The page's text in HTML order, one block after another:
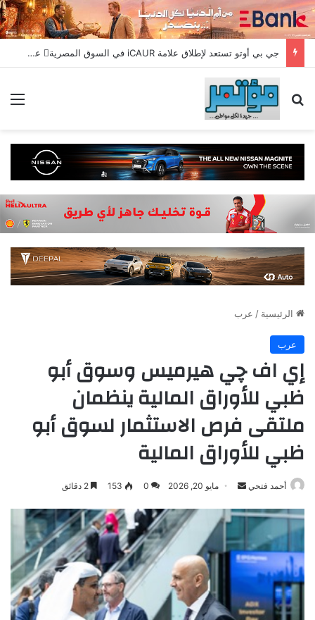
جي بي أوتو تستعد لإطلاق علامة iCAUR في السوق المصرية علامة عالمية جديدة لسيارات الطاقة الجديدة تجمع بين التكنولوجيا الذكية والتصميم الجريء وروح المغامر
بحث عن
الرئيسية / عرب
عرب
إي اف چي هيرميس وسوق أبو
ظبي للأوراق المالية ينظمان
ملتقى فرص الاستثمار لسوق أبو
ظبي للأوراق المالية
أحمد فتحي
أرسل
إلكترونيا
مايو 20, 2026 0
153